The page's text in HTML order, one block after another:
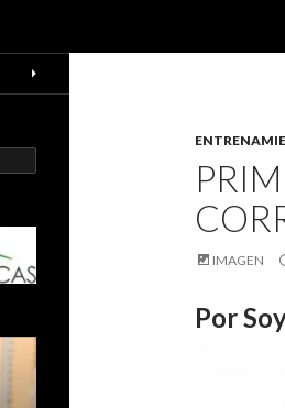
IMAGEN
Por